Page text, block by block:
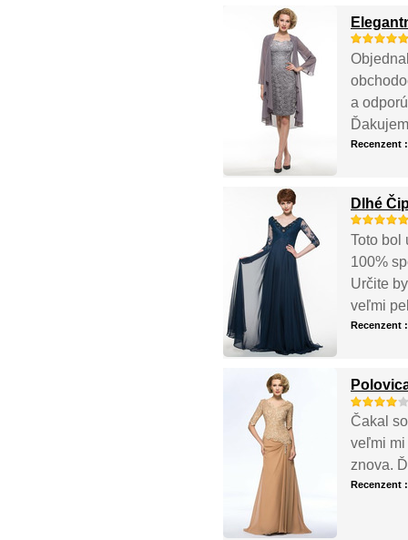
a
Recenzent
Dlhé
Toto bol
100%
Určite
veľmi
Recenzent
Čakal
veľmi mi
znova.
Recenzent